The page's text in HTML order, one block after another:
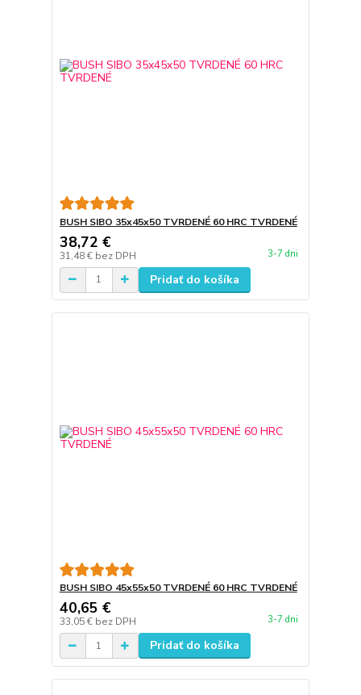
BUSH SIBO 35x45x50 TVRDENÉ 60 HRC TVRDENÉ
38,72 €
31,48 € bez DPH 3-7 dni
Pridať do košíka
BUSH SIBO 45x55x50 TVRDENÉ 60 HRC TVRDENÉ
40,65 €
33,05 € bez DPH 3-7 dni
Pridať do košíka